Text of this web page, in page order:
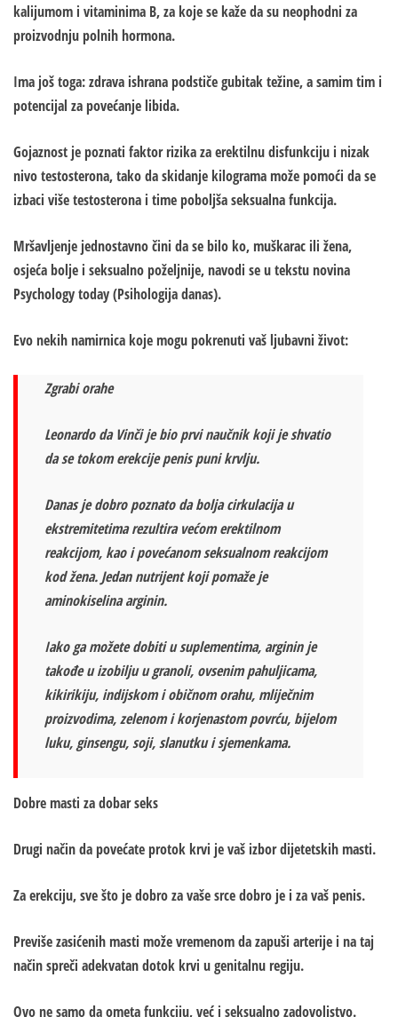
kalijumom i vitaminima B, za koje se kaže da su neophodni za
proizvodnju polnih hormona.
Ima još toga: zdrava ishrana podstiče gubitak težine, a samim tim i
potencijal za povećanje libida.
Gojaznost je poznati faktor rizika za erektilnu disfunkciju i nizak
nivo testosterona, tako da skidanje kilograma može pomoći da se
izbaci više testosterona i time poboljša seksualna funkcija.
Mršavljenje jednostavno čini da se bilo ko, muškarac ili žena,
osjeća bolje i seksualno poželjnije, navodi se u tekstu novina
Psychology today (Psihologija danas).
Evo nekih namirnica koje mogu pokrenuti vaš ljubavni život:
Zgrabi orahe
Leonardo da Vinči je bio prvi naučnik koji je shvatio
da se tokom erekcije penis puni krvlju.
Danas je dobro poznato da bolja cirkulacija u
ekstremitetima rezultira većom erektilnom
reakcijom, kao i povećanom seksualnom reakcijom
kod žena. Jedan nutrijent koji pomaže je
aminokiselina arginin.
Iako ga možete dobiti u suplementima, arginin je
takođe u izobilju u granoli, ovsenim pahuljicama,
kikirikiju, indijskom i običnom orahu, mliječnim
proizvodima, zelenom i korjenastom povrću, bijelom
luku, ginsengu, soji, slanutku i sjemenkama.
Dobre masti za dobar seks
Drugi način da povećate protok krvi je vaš izbor dijetetskih masti.
Za erekciju, sve što je dobro za vaše srce dobro je i za vaš penis.
Previše zasićenih masti može vremenom da zapuši arterije i na taj
način spreči adekvatan dotok krvi u genitalnu regiju.
Ovo ne samo da ometa funkciju, već i seksualno zadovoljstvo.